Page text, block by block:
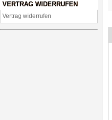
VERTRAG WIDERRUFEN
Vertrag widerrufen